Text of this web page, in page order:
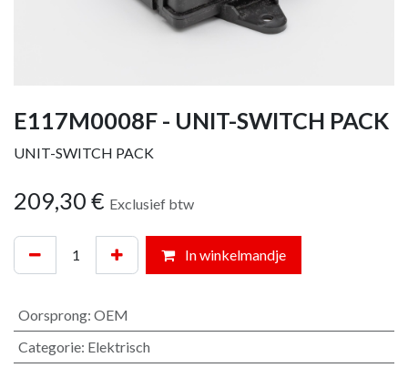
E117M0008F - UNIT-SWITCH PACK
UNIT-SWITCH PACK
209,30 € Exclusief btw
In winkelmandje
Oorsprong: OEM
Categorie: Elektrisch